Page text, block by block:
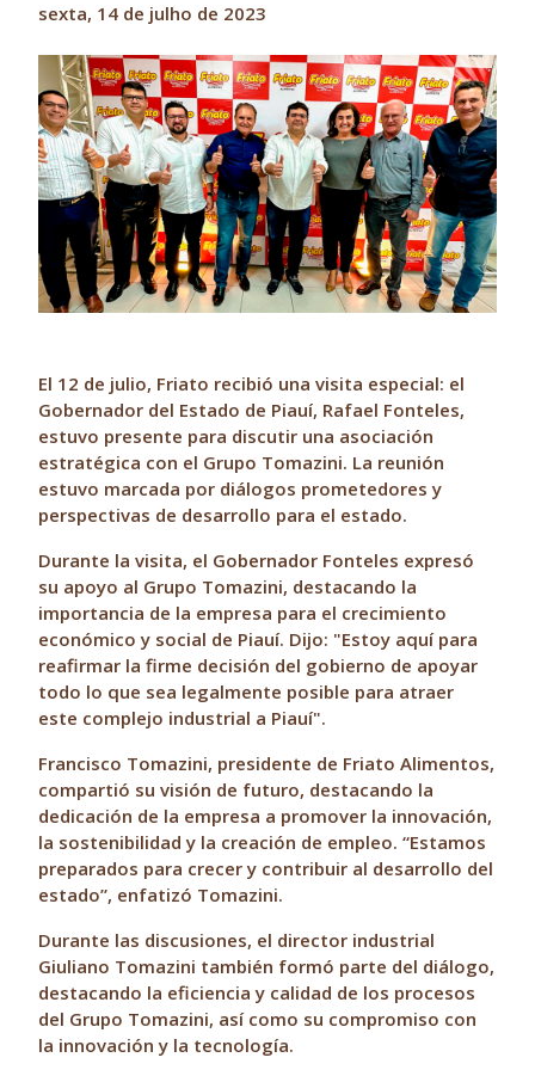
sexta, 14 de julho de 2023
El 12 de julio, Friato recibió una visita especial: el
Gobernador del Estado de Piauí, Rafael Fonteles,
estuvo presente para discutir una asociación
estratégica con el Grupo Tomazini. La reunión
estuvo marcada por diálogos prometedores y
perspectivas de desarrollo para el estado.
Durante la visita, el Gobernador Fonteles expresó
su apoyo al Grupo Tomazini, destacando la
importancia de la empresa para el crecimiento
económico y social de Piauí. Dijo: "Estoy aquí para
reafirmar la firme decisión del gobierno de apoyar
todo lo que sea legalmente posible para atraer
este complejo industrial a Piauí".
Francisco Tomazini, presidente de Friato Alimentos,
compartió su visión de futuro, destacando la
dedicación de la empresa a promover la innovación,
la sostenibilidad y la creación de empleo. “Estamos
preparados para crecer y contribuir al desarrollo del
estado”, enfatizó Tomazini.
Durante las discusiones, el director industrial
Giuliano Tomazini también formó parte del diálogo,
destacando la eficiencia y calidad de los procesos
del Grupo Tomazini, así como su compromiso con
la innovación y la tecnología.